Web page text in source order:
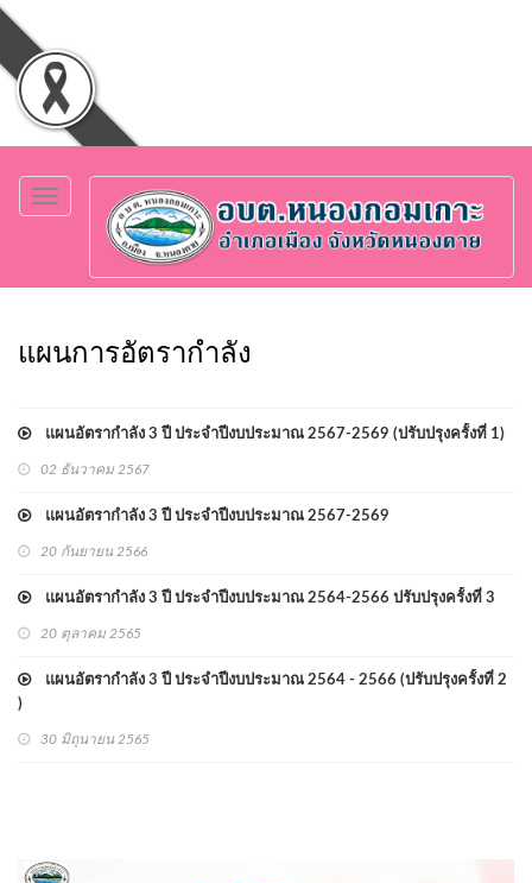
Toggle
navigation
แผนการอัตรากำลัง
แผนอัตรากำลัง 3 ปี ประจำปีงบประมาณ 2567-2569 (ปรับปรุงครั้งที่ 1)
02 ธันวาคม 2567
แผนอัตรากำลัง 3 ปี ประจำปีงบประมาณ 2567-2569
20 กันยายน 2566
แผนอัตรากำลัง 3 ปี ประจำปีงบประมาณ 2564-2566 ปรับปรุงครั้งที่ 3
20 ตุลาคม 2565
แผนอัตรากำลัง 3 ปี ประจำปีงบประมาณ 2564 - 2566 (ปรับปรุงครั้งที่ 2
)
30 มิถุนายน 2565